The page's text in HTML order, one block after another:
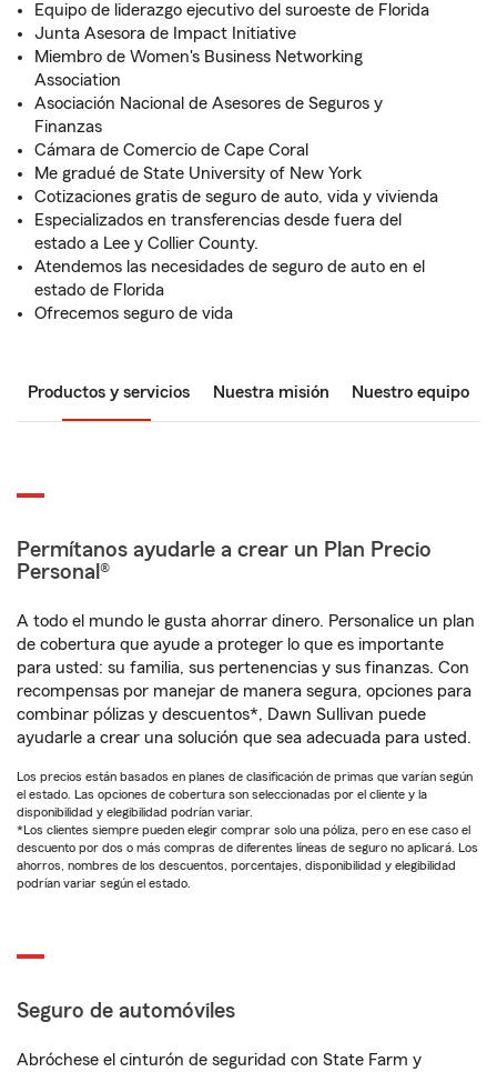
Equipo de liderazgo ejecutivo del suroeste de Florida
Junta Asesora de Impact Initiative
Miembro de Women's Business Networking
Association
Asociación Nacional de Asesores de Seguros y
Finanzas
Cámara de Comercio de Cape Coral
Me gradué de State University of New York
Cotizaciones gratis de seguro de auto, vida y vivienda
Especializados en transferencias desde fuera del
estado a Lee y Collier County.
Atendemos las necesidades de seguro de auto en el
estado de Florida
Ofrecemos seguro de vida
Productos y servicios Nuestra misión Nuestro equipo
Permítanos ayudarle a crear un Plan Precio
Personal®
A todo el mundo le gusta ahorrar dinero. Personalice un plan
de cobertura que ayude a proteger lo que es importante
para usted: su familia, sus pertenencias y sus finanzas. Con
recompensas por manejar de manera segura, opciones para
combinar pólizas y descuentos*, Dawn Sullivan puede
ayudarle a crear una solución que sea adecuada para usted.
Los precios están basados en planes de clasificación de primas que varían según
el estado. Las opciones de cobertura son seleccionadas por el cliente y la
disponibilidad y elegibilidad podrían variar.
*Los clientes siempre pueden elegir comprar solo una póliza, pero en ese caso el
descuento por dos o más compras de diferentes líneas de seguro no aplicará. Los
ahorros, nombres de los descuentos, porcentajes, disponibilidad y elegibilidad
podrían variar según el estado.
Seguro de automóviles
Abróchese el cinturón de seguridad con State Farm y